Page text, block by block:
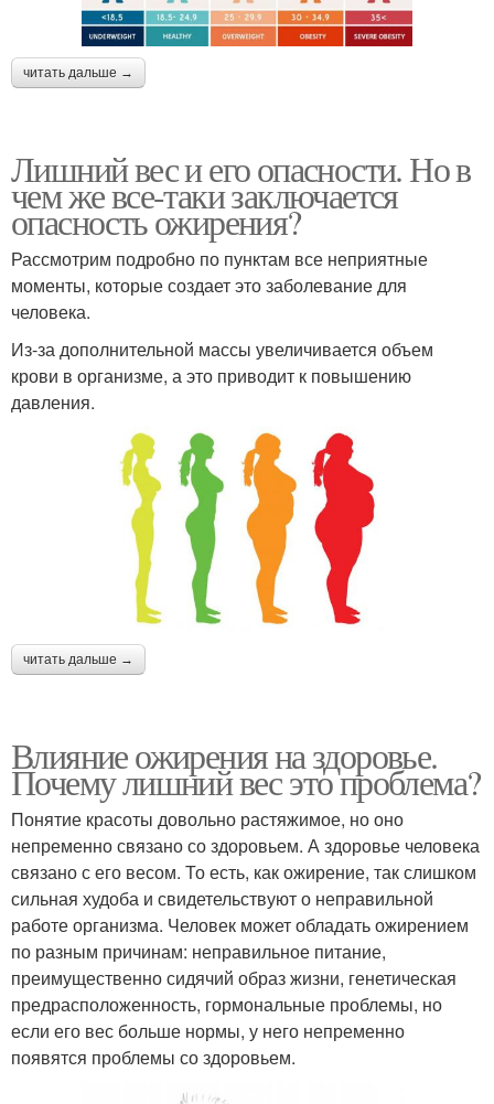
читать дальше →
Лишний вес и его опасности. Но в
чем же все-таки заключается
опасность ожирения?
Рассмотрим подробно по пунктам все неприятные
моменты, которые создает это заболевание для
человека.
Из-за дополнительной массы увеличивается объем
крови в организме, а это приводит к повышению
давления.
читать дальше →
Влияние ожирения на здоровье.
Почему лишний вес это проблема?
Понятие красоты довольно растяжимое, но оно
непременно связано со здоровьем. А здоровье человека
связано с его весом. То есть, как ожирение, так слишком
сильная худоба и свидетельствуют о неправильной
работе организма. Человек может обладать ожирением
по разным причинам: неправильное питание,
преимущественно сидячий образ жизни, генетическая
предрасположенность, гормональные проблемы, но
если его вес больше нормы, у него непременно
появятся проблемы со здоровьем.